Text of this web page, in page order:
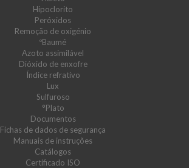
Hipoclorito
Peróxidos
Remoção de oxigénio
ºBaumé
Azoto assimilável
Dióxido de enxofre
Índice refrativo
Lux
Sulfuroso
°Plato
Documentos
Fichas de dados de segurança
Manuais de instruções
Catálogos
Certificado ISO